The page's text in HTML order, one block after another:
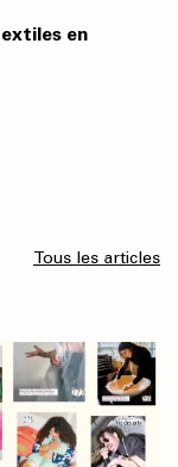
en
Tous les articles